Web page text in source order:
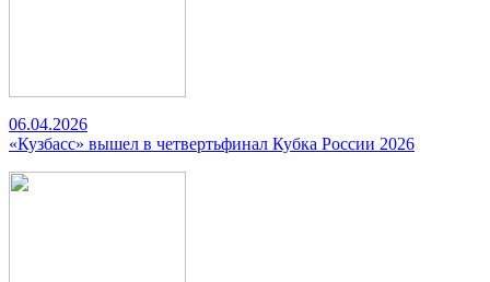
06.04.2026
«Кузбасс» вышел в четвертьфинал Кубка России 2026